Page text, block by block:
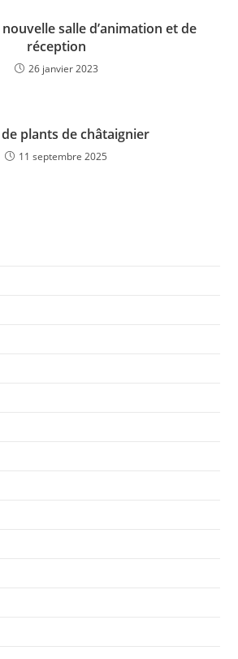
salle d’animation et de
réception
26 janvier 2023
plants de châtaignier
11 septembre 2025